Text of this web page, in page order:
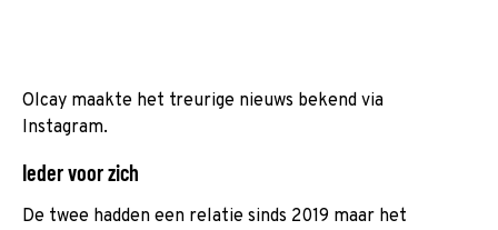
Olcay maakte het treurige nieuws bekend via
Instagram.
Ieder voor zich
De twee hadden een relatie sinds 2019 maar het